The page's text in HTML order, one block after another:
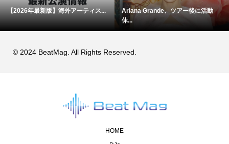
【2026年最新版】海外アーティス...
Ariana Grande、ツアー後に活動
休...
© 2024 BeatMag. All Rights Reserved.
HOME